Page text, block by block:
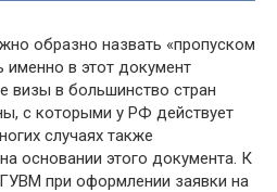
образно назвать «пропуском
именно в этот документ
визы в большинство стран
с которыми у РФ действует
случаях также
основании этого документа. К
при оформлении заявки на